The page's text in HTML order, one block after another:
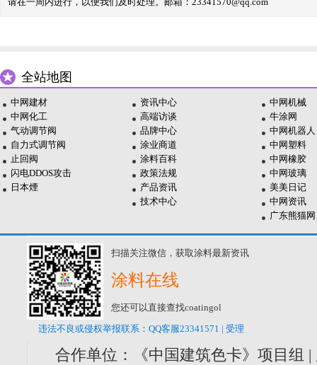
全站地图
中网建材
中网化工
气动调节阀
自力式调节阀
止回阀
闪电DDOS攻击
日本煙
资讯中心
高端访谈
品牌中心
涂业商道
涂料百科
政策法规
产品资讯
技术中心
中网机械
牛涂网
中网机器人
中网塑料
中网橡胶
中网玻璃
美美日记
中网资讯
广东熊猫网
扫描关注微信，获取涂料最新资讯
涂料在线
您还可以直接查找coatingol
违法不良或侵权举报联系：QQ客服23341571 | 受理
合作单位：《中国建筑色卡》项目组